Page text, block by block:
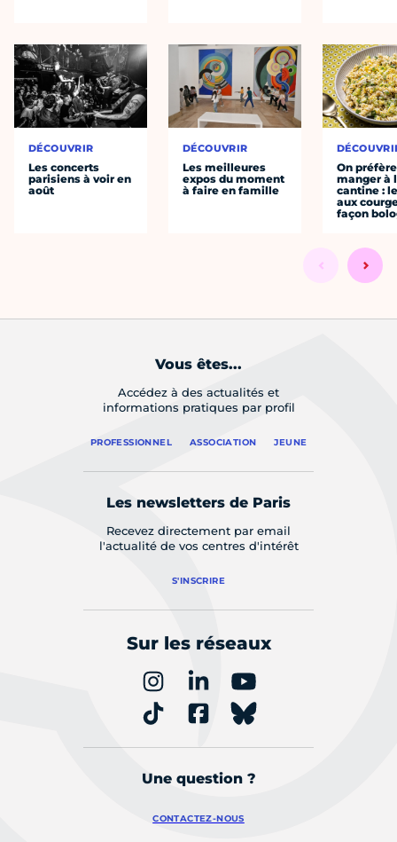
DÉCOUVRIR
Les concerts
parisiens à voir en
août
DÉCOUVRIR
Les meilleures
expos du moment
à faire en famille
On préfère
manger à
cantine :
aux
façon
Vous êtes...
Accédez à des actualités et
informations pratiques par profil
PROFESSIONNEL ASSOCIATION JEUNE
Les newsletters de Paris
Recevez directement par email
l'actualité de vos centres d'intérêt
S'INSCRIRE
Sur les réseaux
Une question ?
CONTACTEZ-NOUS